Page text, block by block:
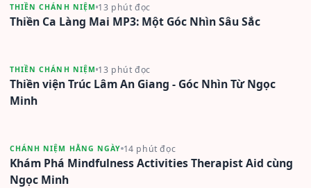
THIỀN CHÁNH NIỆM 13 phút đọc
Thiền Ca Làng Mai MP3: Một Góc Nhìn Sâu Sắc
THIỀN CHÁNH NIỆM 13 phút đọc
Thiền viện Trúc Lâm An Giang - Góc Nhìn Từ Ngọc
Minh
CHÁNH NIỆM HẰNG NGÀY 14 phút đọc
Khám Phá Mindfulness Activities Therapist Aid cùng
Ngọc Minh